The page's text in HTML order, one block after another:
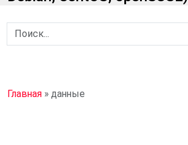
Главная » данные